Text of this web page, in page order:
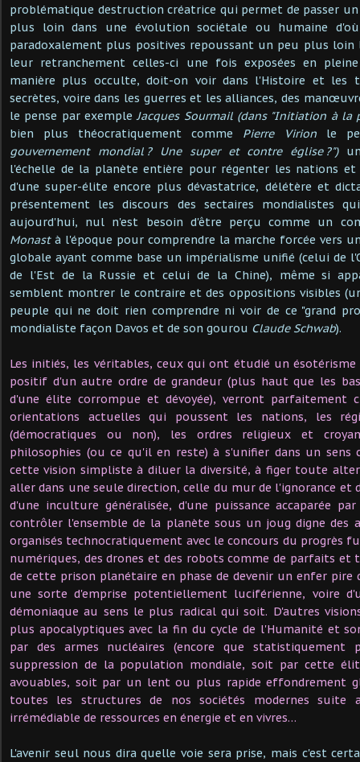
problématique destruction créatrice qui permet de passer
plus loin dans une évolution sociétale ou humaine
paradoxalement plus positives repoussant un peu plus loin
leur retranchement celles-ci une fois exposées en
manière plus occulte, doit-on voir dans l'Histoire et les
secrètes, voire dans les guerres et les alliances, des
le pense par exempleJacques Sourmail (dans "Initiation à la
bien plus théocratiquement comme Pierre Virion le
gouvernement mondial ? Une super et contre église ?")
l'échelle de la planète entière pour régenter les nations
d'une super-élite encore plus dévastatrice, délétère et
présentement les discours des sectaires mondialistes
aujourd'hui, nul n'est besoin d'être perçu comme un
Monastà l'époque pour comprendre la marche forcée vers
globale ayant comme base un impérialisme unifié (celui de
de l'Est de la Russie et celui de la Chine), même si
semblent montrer le contraire et des oppositions visibles
peuple qui ne doit rien comprendre ni voir de ce "grand
mondialiste façon Davos et de son gourou Claude Schwab).
Les initiés, les véritables, ceux qui ont étudié un
positif d'un autre ordre de grandeur (plus haut que les
d'une élite corrompue et dévoyée), verront parfaitement
orientations actuelles qui poussent les nations, les
(démocratiques ou non), les ordres religieux et
philosophies (ou ce qu'il en reste) à s'unifier dans un sens
cette vision simpliste à diluer la diversité, à figer toute
aller dans une seule direction, celle du mur de l'ignorance et
d'une inculture généralisée, d'une puissance accaparée
contrôler l'ensemble de la planète sous un joug digne des
organisés technocratiquement avec le concours du progrès
numériques, des drones et des robots comme de parfaits et
de cette prison planétaire en phase de devenir un enfer pire
une sorte d'emprise potentiellement luciférienne, voire
démoniaque au sens le plus radical qui soit. D'autres
plus apocalyptiques avec la fin du cycle de l'Humanité et
par des armes nucléaires (encore que statistiquement
suppression de la population mondiale, soit par cette
avouables, soit par un lent ou plus rapide effondrement
toutes les structures de nos sociétés modernes suite
irrémédiable de ressources en énergie et en vivres…
L'avenir seul nous dira quelle voie sera prise, mais c'est